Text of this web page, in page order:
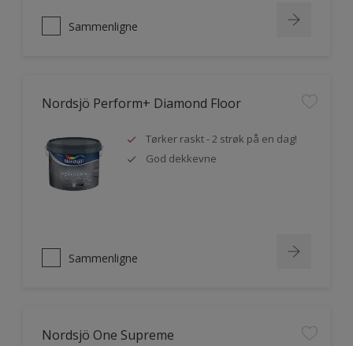
Sammenligne
Nordsjö Perform+ Diamond Floor
Tørker raskt - 2 strøk på en dag!
God dekkevne
Sammenligne
Nordsjö One Supreme